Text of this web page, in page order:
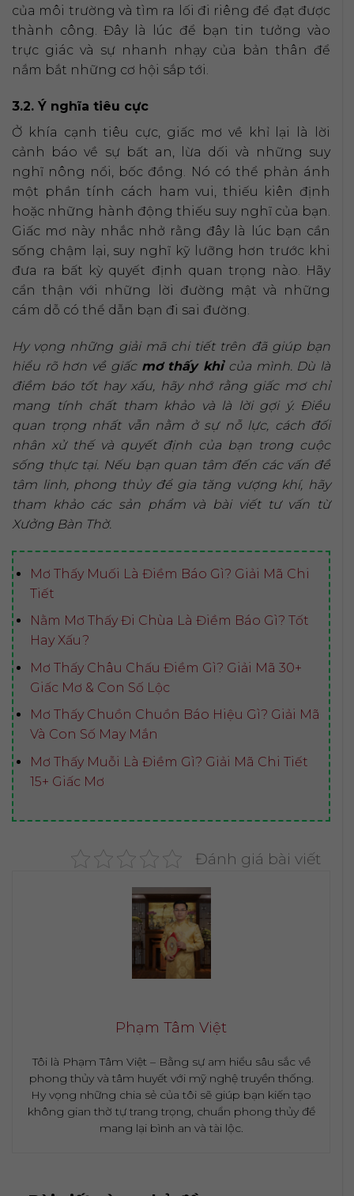
của môi trường và tìm ra lối đi riêng để đạt được
thành công. Đây là lúc để bạn tin tưởng vào
trực giác và sự nhanh nhạy của bản thân để
nắm bắt những cơ hội sắp tới.
3.2. Ý nghĩa tiêu cực
Ở khía cạnh tiêu cực, giấc mơ về khỉ lại là lời
cảnh báo về sự bất an, lừa dối và những suy
nghĩ nông nổi, bốc đồng. Nó có thể phản ánh
một phần tính cách ham vui, thiếu kiên định
hoặc những hành động thiếu suy nghĩ của bạn.
Giấc mơ này nhắc nhở rằng đây là lúc bạn cần
sống chậm lại, suy nghĩ kỹ lưỡng hơn trước khi
đưa ra bất kỳ quyết định quan trọng nào. Hãy
cẩn thận với những lời đường mật và những
cám dỗ có thể dẫn bạn đi sai đường.
Hy vọng những giải mã chi tiết trên đã giúp bạn
hiểu rõ hơn về giấc mơ thấy khỉcủa mình. Dù là
điềm báo tốt hay xấu, hãy nhớ rằng giấc mơ chỉ
mang tính chất tham khảo và là lời gợi ý. Điều
quan trọng nhất vẫn nằm ở sự nỗ lực, cách đối
nhân xử thế và quyết định của bạn trong cuộc
sống thực tại. Nếu bạn quan tâm đến các vấn đề
tâm linh, phong thủy để gia tăng vượng khí, hãy
tham khảo các sản phẩm và bài viết tư vấn từ
Xưởng Bàn Thờ.
Mơ Thấy Muối Là Điềm Báo Gì? Giải Mã Chi
Tiết
Nằm Mơ Thấy Đi Chùa Là Điềm Báo Gì? Tốt
Hay Xấu?
Mơ Thấy Châu Chấu Điềm Gì? Giải Mã 30+
Giấc Mơ & Con Số Lộc
Mơ Thấy Chuồn Chuồn Báo Hiệu Gì? Giải Mã
Và Con Số May Mắn
Mơ Thấy Muỗi Là Điềm Gì? Giải Mã Chi Tiết
15+ Giấc Mơ
Đánh giá bài viết
Phạm Tâm Việt
Tôi là Phạm Tâm Việt – Bằng sự am hiểu sâu sắc về
phong thủy và tâm huyết với mỹ nghệ truyền thống.
Hy vọng những chia sẻ của tôi sẽ giúp bạn kiến tạo
không gian thờ tự trang trọng, chuẩn phong thủy để
mang lại bình an và tài lộc.